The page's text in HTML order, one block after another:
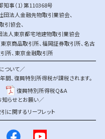
事（1）第110368号
団法人金融先物取引業協会、
引協会、
法人東京都宅地建物取引業協会
東京商品取引所、福岡証券取引所、名古
所、 東京金融取引所
ついて／
、復興特別所得税が課税されます。
復興特別所得税Q&A
らせとお願い／
に関するリーフレット